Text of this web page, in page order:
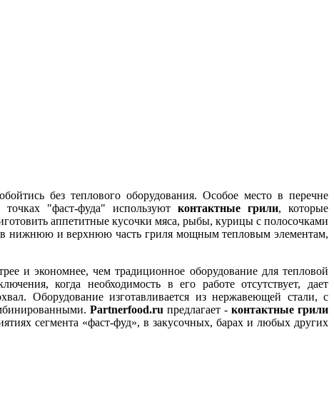
без теплового оборудования. Особое место в перечне
"фаст-фуда" используют контактные грили, которые
аппетитные кусочки мяса, рыбы, курицы с полосочками
в нижнюю и верхнюю часть гриля мощным тепловым элементам,
и экономнее, чем традиционное оборудование для тепловой
когда необходимость в его работе отсутствует, дает
Оборудование изготавливается из нержавеющей стали, с
Partnerfood.ru предлагает - контактные грили
сегмента «фаст-фуд», в закусочных, барах и любых других